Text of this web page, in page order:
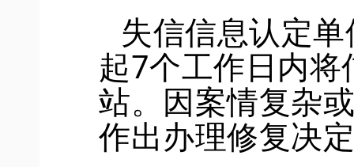
失信信息认定
起7个工作日内将
站。因案情复杂
作出办理修复决